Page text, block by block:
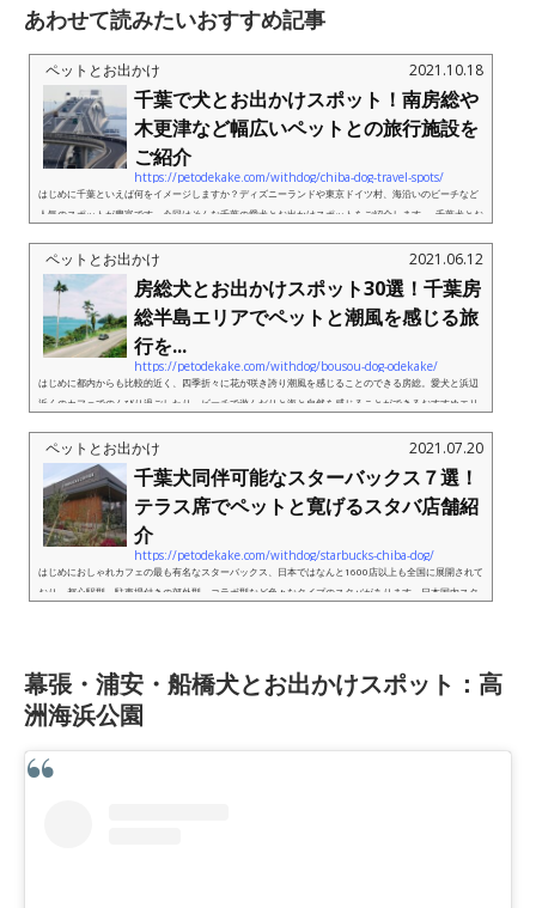
あわせて読みたいおすすめ記事
ペットとお出かけ 2021.10.18
千葉で犬とお出かけスポット！南房総や
木更津など幅広いペットとの旅行施設を
ご紹介
https://petodekake.com/withdog/chiba-dog-travel-spots/
はじめに千葉といえば何をイメージしますか？ディズニーランドや東京ドイツ村、海沿いのビーチなど
人気のスポットが豊富です。今回はそんな千葉の愛犬とお出かけスポットをご紹介します。 千葉犬とお
ペットとお出かけ 2021.06.12
房総犬とお出かけスポット30選！千葉房
総半島エリアでペットと潮風を感じる旅
行を...
https://petodekake.com/withdog/bousou-dog-odekake/
はじめに都内からも比較的近く、四季折々に花が咲き誇り潮風を感じることのできる房総。愛犬と浜辺
近くのカフェでのんびり過ごしたり、ビーチで遊んだりと海と自然を感じることができるおすすめエリ
ペットとお出かけ 2021.07.20
千葉犬同伴可能なスターバックス７選！
テラス席でペットと寛げるスタバ店舗紹
介
https://petodekake.com/withdog/starbucks-chiba-dog/
はじめにおしゃれカフェの最も有名なスターバックス、日本ではなんと1600店以上も全国に展開されて
おり、都心駅型、駐車場付きの郊外型、コラボ型など色々なタイプのスタバがあります。日本国内スタ
幕張・浦安・船橋犬とお出かけスポット：高
洲海浜公園